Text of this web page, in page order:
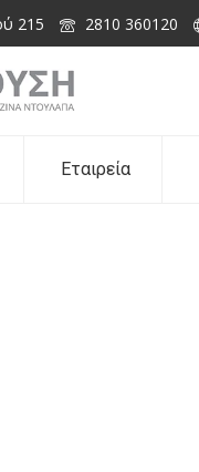
215 2810 360120
Εταιρεία